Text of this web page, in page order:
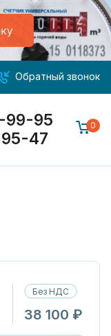
Обратный звонок
99-95
47
0
Без НДС
38 100 ₽